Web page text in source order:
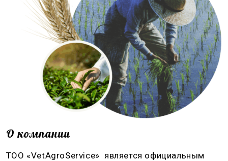
О компании
ТОО «VetAgroService» является официальным